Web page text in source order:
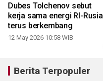
Dubes Tolchenov sebut
kerja sama energi RI-Rusia
terus berkembang
12 May 2026 10:58 WIB
Berita Terpopuler